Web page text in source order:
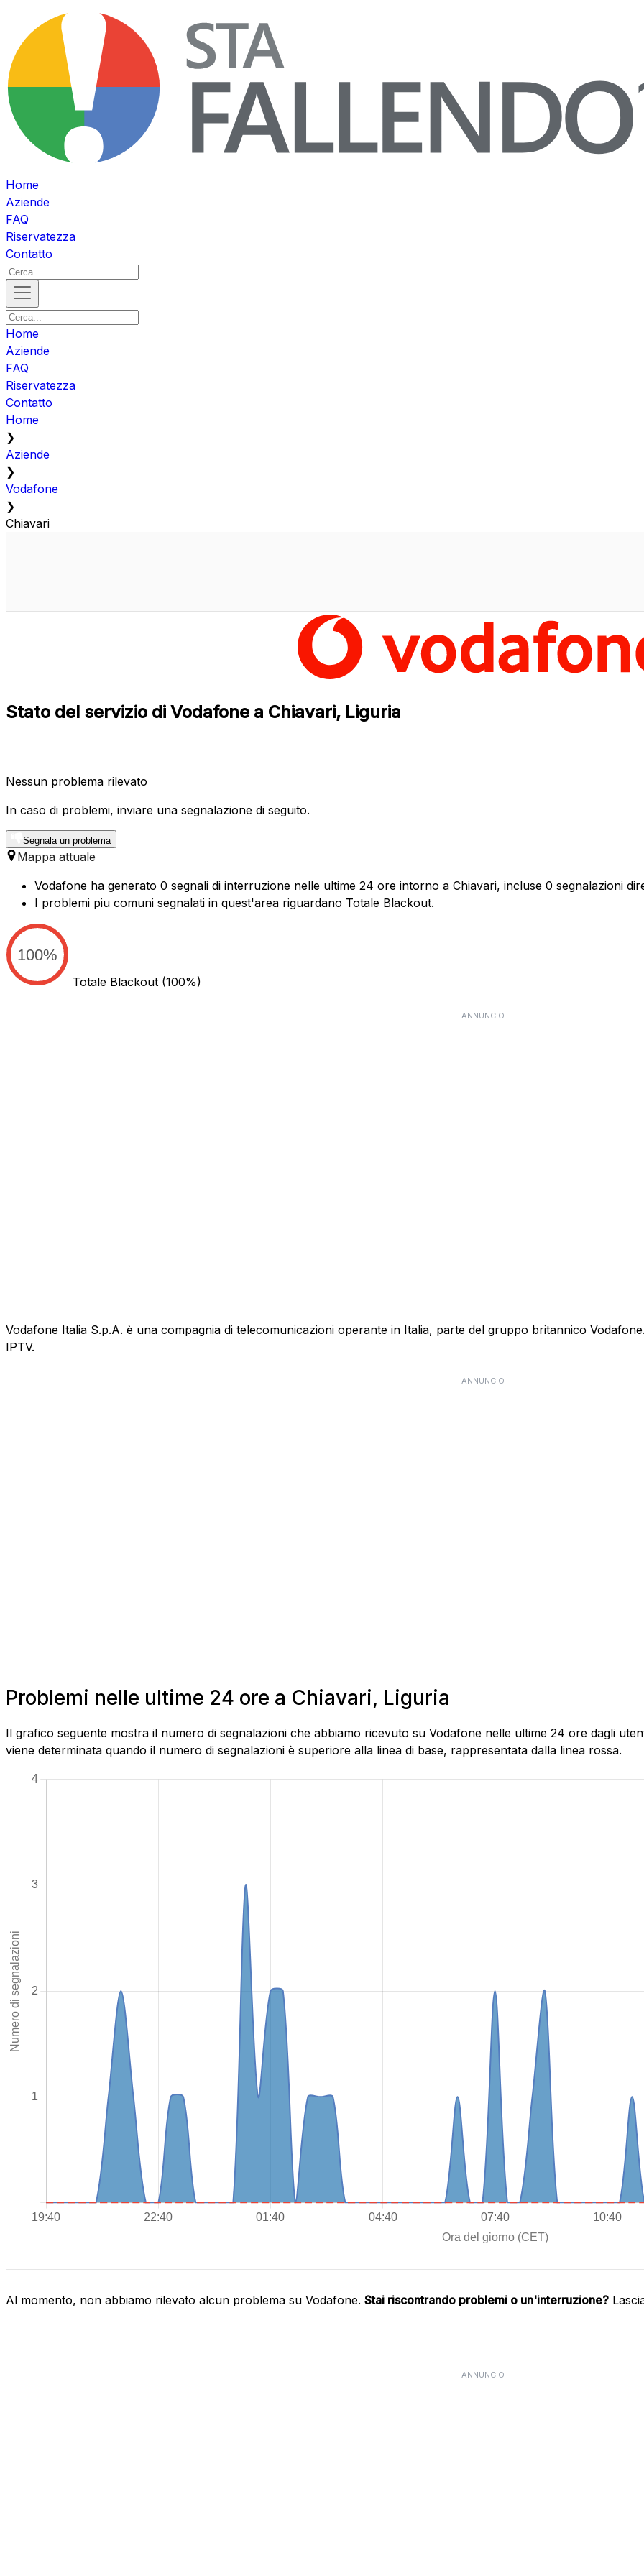
Home
Aziende
FAQ
Riservatezza
Contatto
Home
Aziende
FAQ
Riservatezza
Contatto
Home
❯
Aziende
❯
Vodafone
❯
Chiavari
Stato del servizio di Vodafone a Chiavari, Liguria
Nessun problema rilevato
In caso di problemi, inviare una segnalazione di seguito.
Segnala un problema
Mappa attuale
Vodafone ha generato 0 segnali di interruzione nelle ultime 24 ore intorno a Chiavari, incluse 0 segnalazioni
I problemi piu comuni segnalati in quest'area riguardano Totale Blackout.
100%
Totale Blackout (100%)
ANNUNCIO
Vodafone Italia S.p.A. è una compagnia di telecomunicazioni operante in Italia, parte del gruppo britannico
IPTV.
ANNUNCIO
Problemi nelle ultime 24 ore a Chiavari, Liguria
Il grafico seguente mostra il numero di segnalazioni che abbiamo ricevuto su Vodafone nelle ultime 24 ore dagli
viene determinata quando il numero di segnalazioni è superiore alla linea di base, rappresentata dalla linea rossa.
Al momento, non abbiamo rilevato alcun problema su Vodafone. Stai riscontrando problemi o un'interruzione?
ANNUNCIO